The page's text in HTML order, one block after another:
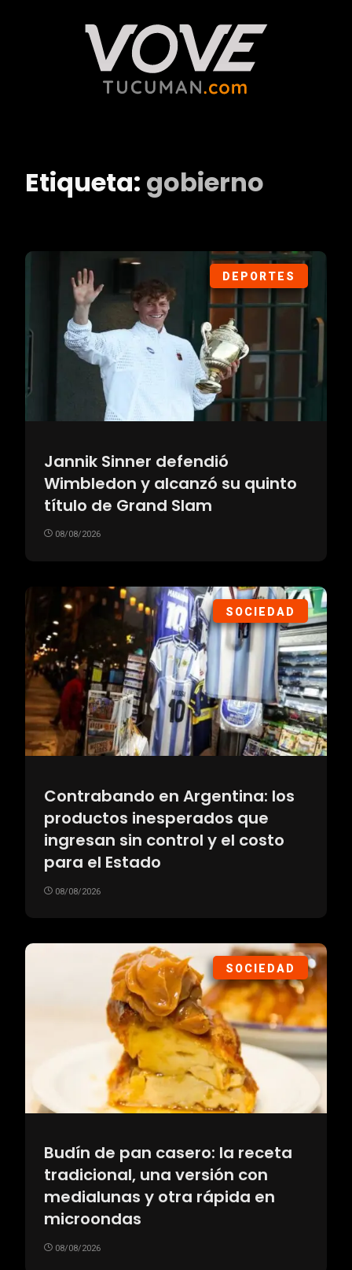
Etiqueta: gobierno
DEPORTES
Jannik Sinner defendió
Wimbledon y alcanzó su quinto
título de Grand Slam
08/08/2026
SOCIEDAD
Contrabando en Argentina: los
productos inesperados que
ingresan sin control y el costo
para el Estado
08/08/2026
SOCIEDAD
Budín de pan casero: la receta
tradicional, una versión con
medialunas y otra rápida en
microondas
08/08/2026